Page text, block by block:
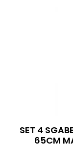
SET 4
65CM